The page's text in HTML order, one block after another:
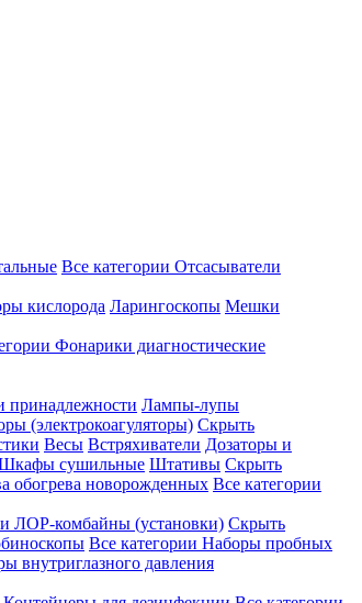
Все категории Отсасыватели
кислорода Ларингоскопы Мешки
Фонарики диагностические
принадлежности Лампы-лупы
(электрокоагуляторы) Скрыть
Весы Встряхиватели Дозаторы и
сушильные Штативы Скрыть
обогрева новорожденных Все категории
ЛОР-комбайны (установки) Скрыть
Все категории Наборы пробных
внутриглазного давления